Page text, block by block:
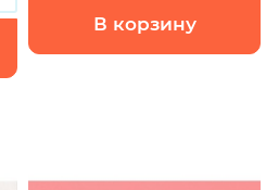
В корзину